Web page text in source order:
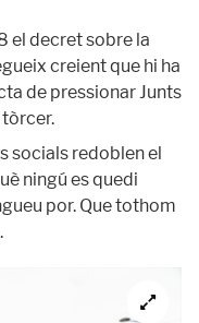
el decret sobre la
creient que hi ha
de pressionar Junts
tòrcer.
socials redoblen el
ningú es quedi
por. Que tothom